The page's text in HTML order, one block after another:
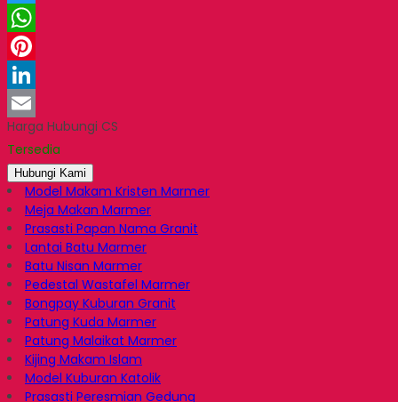
Twitter
WhatsApp
Pinterest
LinkedIn
Email
Harga Hubungi CS
Tersedia
Hubungi Kami
Model Makam Kristen Marmer
Meja Makan Marmer
Prasasti Papan Nama Granit
Lantai Batu Marmer
Batu Nisan Marmer
Pedestal Wastafel Marmer
Bongpay Kuburan Granit
Patung Kuda Marmer
Patung Malaikat Marmer
Kijing Makam Islam
Model Kuburan Katolik
Prasasti Peresmian Gedung